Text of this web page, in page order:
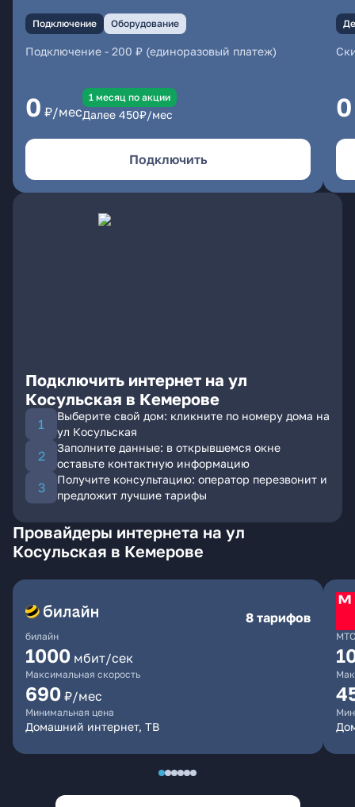
Подключение Оборудование
Подключение - 200 ₽ (единоразовый платеж)
0 ₽/мес
1 месяц по акции
Далее 450₽/мес
Подключить
0
Подключить интернет на ул
Косульская в Кемерове
Выберите свой дом: кликните по номеру дома на
ул Косульская
Заполните данные: в открывшемся окне
оставьте контактную информацию
Получите консультацию: оператор перезвонит и
предложит лучшие тарифы
Провайдеры интернета на ул
Косульская в Кемерове
билайн
8 тарифов
1000 мбит/сек
Максимальная скорость
690 ₽/мес
Минимальная цена
Домашний интернет, ТВ
МТС